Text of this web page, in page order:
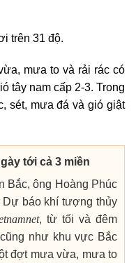
trên 31 độ.
mưa to và rải rác có
tây nam cấp 2-3. Trong
sét, mưa đá và gió giật
tới cả 3 miền
Bắc, ông Hoàng Phúc
Dự báo khí tượng thủy
, từ tối và đêm
như khu vực Bắc
đợt mưa vừa, mưa to